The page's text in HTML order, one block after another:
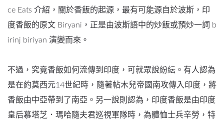
ce Eats 介紹，關於香飯的起源，最有可能源自於波斯，印
度香飯的原文 Biryani，正是由波斯語中的炒飯或預炒一詞 b
irinj biriyan 演變而來。
不過，究竟香飯如何流傳到印度，可就眾說紛紜。有人認為
是在約莫西元14世紀時，隨著帖木兒帝國南攻傳入印度，將
香飯由中亞帶到了南亞。另一說則認為，印度香飯是由印度
皇后慕塔芝．瑪哈隨夫君巡視軍隊時，為體恤士兵辛勞，特